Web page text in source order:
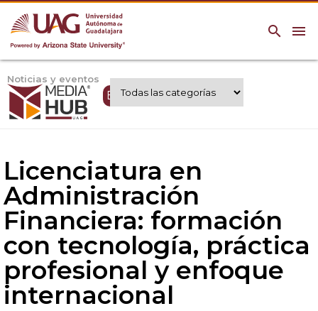
menu
search
Noticias y eventos
Expertos UAG
Licenciatura en
Administración
Financiera: formación
con tecnología, práctica
profesional y enfoque
internacional